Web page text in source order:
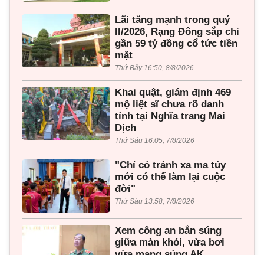
Lãi tăng mạnh trong quý
II/2026, Rạng Đông sắp chi
gần 59 tỷ đồng cổ tức tiền
mặt
Thứ Bảy 16:50, 8/8/2026
Khai quật, giám định 469
mộ liệt sĩ chưa rõ danh
tính tại Nghĩa trang Mai
Dịch
Thứ Sáu 16:05, 7/8/2026
"Chỉ có tránh xa ma túy
mới có thể làm lại cuộc
đời"
Thứ Sáu 13:58, 7/8/2026
Xem công an bắn súng
giữa màn khói, vừa bơi